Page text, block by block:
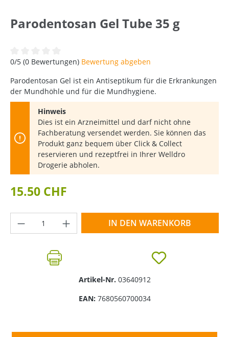
Parodentosan Gel Tube 35 g
Durchschnittliche Bewertung von 0 von 5 Sternen
0/5 (0 Bewertungen) Bewertung abgeben
Parodentosan Gel ist ein Antiseptikum für die Erkrankungen
der Mundhöhle und für die Mundhygiene.
Hinweis
Dies ist ein Arzneimittel und darf nicht ohne
Fachberatung versendet werden. Sie können das
Produkt ganz bequem über Click & Collect
reservieren und rezeptfrei in Ihrer Welldro
Drogerie abholen.
15.50 CHF
Produkt Anzahl: Gib den gewünschten
IN DEN WARENKORB
Artikel-Nr. 03640912
EAN: 7680560700034